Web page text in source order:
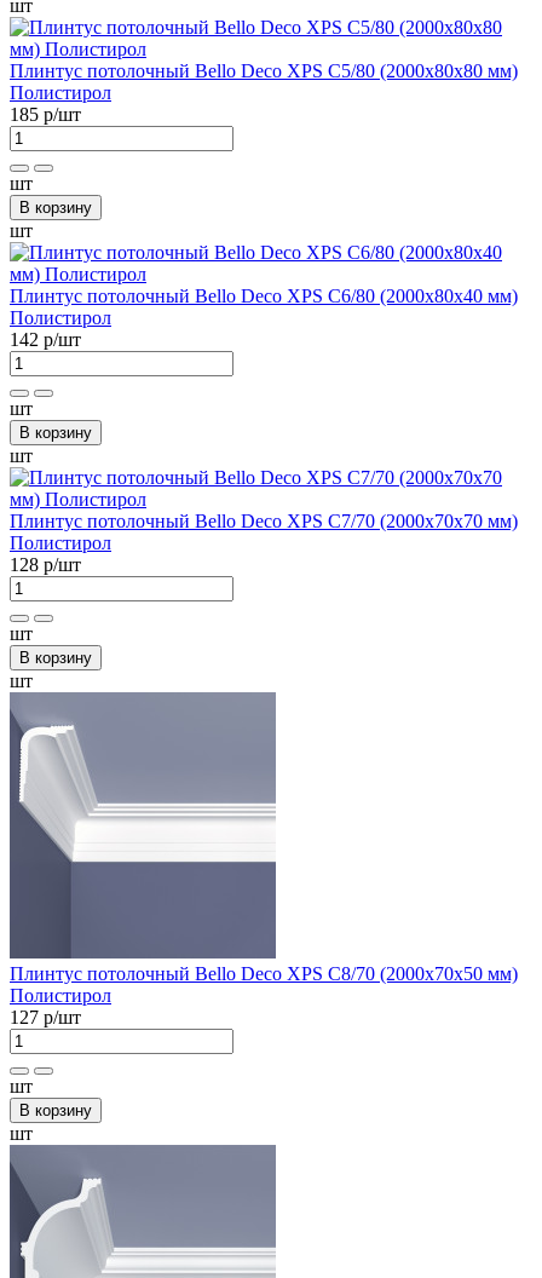
шт
Плинтус потолочный Bellо Deco XPS С5/80 (2000х80х80 мм)
Полистирол
185 р/шт
шт
В корзину
шт
Плинтус потолочный Bellо Deco XPS С6/80 (2000х80х40 мм)
Полистирол
142 р/шт
шт
В корзину
шт
Плинтус потолочный Bellо Deco XPS С7/70 (2000х70х70 мм)
Полистирол
128 р/шт
шт
В корзину
шт
Плинтус потолочный Bellо Deco XPS С8/70 (2000х70х50 мм)
Полистирол
127 р/шт
шт
В корзину
шт